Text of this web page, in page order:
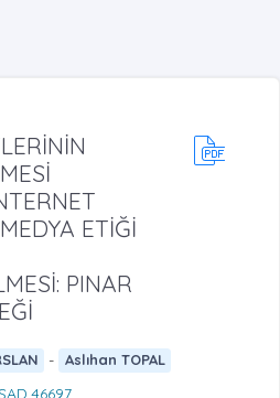
ETİĞİ
PINAR
- Aslıhan TOPAL